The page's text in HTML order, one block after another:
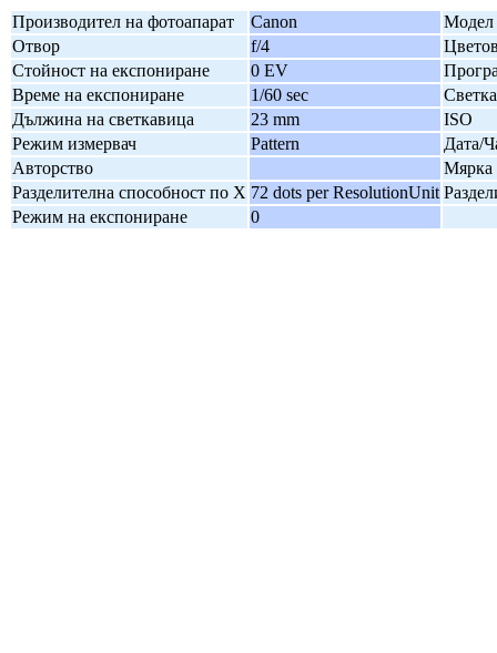
Производител на фотоапарат Canon
Модел
Отвор
f/4
Стойност на експониране
0 EV
Време на експониране
1/60 sec
Дължина на светкавица
23 mm
ISO
Режим измервач
Pattern
Дата/
Авторство
Мярка
Разделителна способност по X 72 dots per ResolutionUnit
Режим на експониране
0